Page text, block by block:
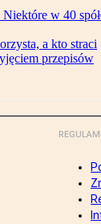
w 40
a kto straci
przepisów